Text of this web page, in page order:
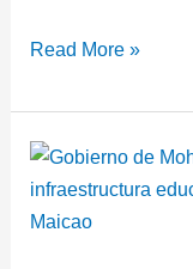
Read More »
Gobierno
de
Mohamad